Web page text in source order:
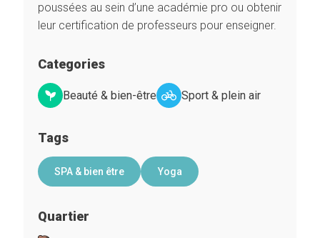
poussées au sein d’une académie pro ou obtenir
leur certification de professeurs pour enseigner.
Categories
Beauté & bien-être Sport & plein air
Tags
SPA & bien être Yoga
Quartier